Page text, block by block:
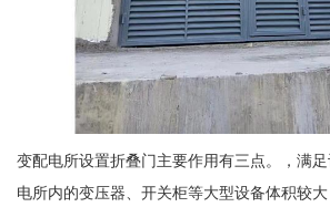
变配电所设置折叠门主要作用有三点。，满
电所内的变压器、开关柜等大型设备体积较大